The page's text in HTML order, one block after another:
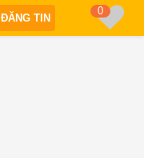
0
ĐĂNG TIN